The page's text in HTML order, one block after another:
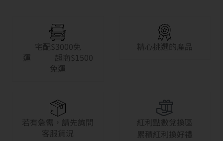
宅配$3000免
運 超商$1500
免運
精心挑選的產品
若有急需，請先詢問
客服貨況
紅利點數兌換區
累積紅利換好禮